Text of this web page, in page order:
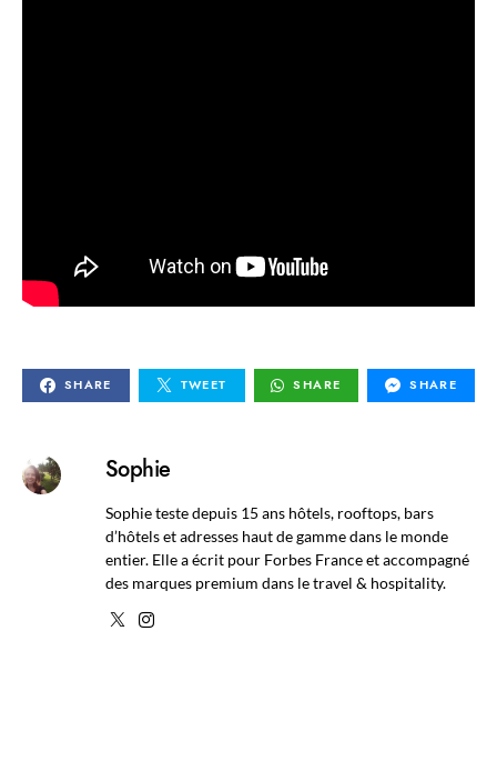
SHARE TWEET SHARE SHARE
Sophie
Sophie teste depuis 15 ans hôtels, rooftops, bars
d’hôtels et adresses haut de gamme dans le monde
entier. Elle a écrit pour Forbes France et accompagné
des marques premium dans le travel & hospitality.